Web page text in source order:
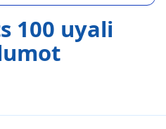
100 uyali